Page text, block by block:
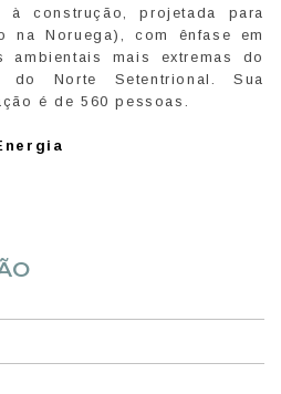
à construção, projetada para
na Noruega), com ênfase em
ambientais mais extremas do
Norte Setentrional. Sua
é de 560 pessoas.